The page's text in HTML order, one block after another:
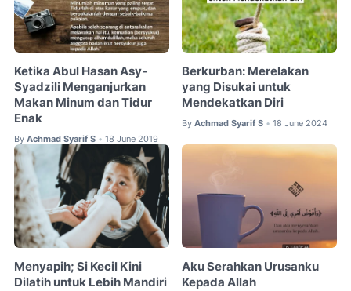
Ketika Abul Hasan Asy-
Syadzili Menganjurkan
Makan Minum dan Tidur
Enak
By Achmad Syarif S • 18 June 2019
Berkurban: Merelakan
yang Disukai untuk
Mendekatkan Diri
By Achmad Syarif S • 18 June 2024
Menyapih; Si Kecil Kini
Dilatih untuk Lebih Mandiri
Aku Serahkan Urusanku
Kepada Allah